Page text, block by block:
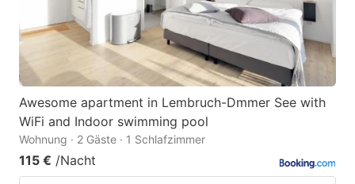
Awesome apartment in Lembruch-Dmmer See with
WiFi and Indoor swimming pool
Wohnung · 2 Gäste · 1 Schlafzimmer
115 € /Nacht